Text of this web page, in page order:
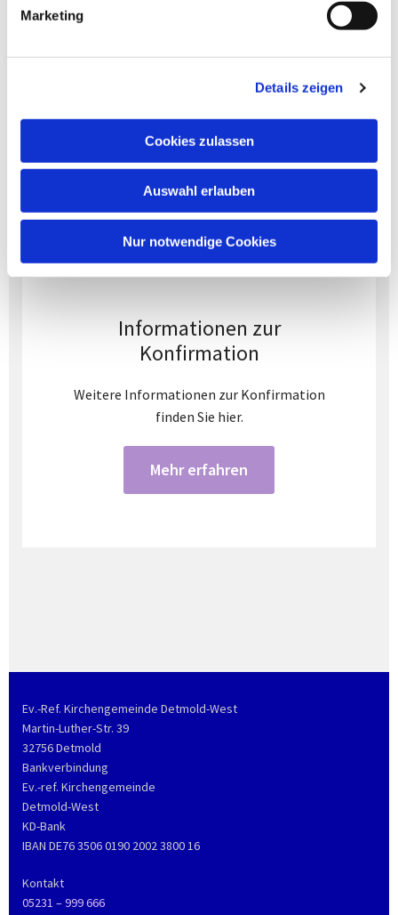
Marketing
Details zeigen
Cookies zulassen
Auswahl erlauben
Nur notwendige Cookies
Informationen zur
Konfirmation
Weitere Informationen zur Konfirmation
finden Sie hier.
Mehr erfahren
Ev.-Ref. Kirchengemeinde Detmold-West
Martin-Luther-Str. 39
32756 Detmold
Bankverbindung
Ev.-ref. Kirchengemeinde
Detmold-West
KD-Bank
IBAN DE76 3506 0190 2002 3800 16
Kontakt
05231 – 999 666